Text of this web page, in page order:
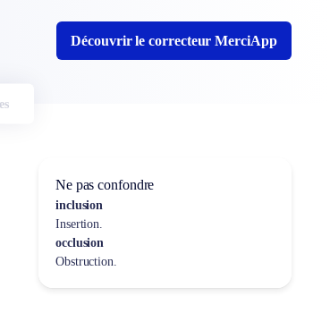
Découvrir le correcteur MerciApp
Ne pas confondre
inclusion
Insertion.
occlusion
Obstruction.